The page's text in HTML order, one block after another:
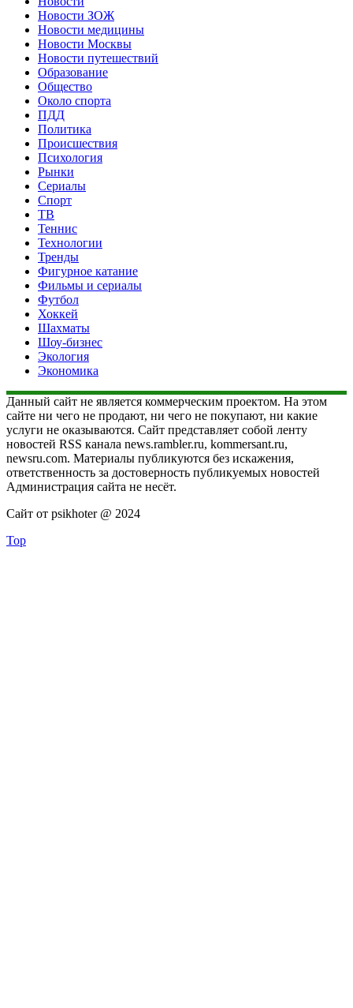
Новости ЗОЖ
Новости медицины
Новости Москвы
Новости путешествий
Образование
Общество
Около спорта
ПДД
Политика
Происшествия
Психология
Рынки
Сериалы
Спорт
ТВ
Теннис
Технологии
Тренды
Фигурное катание
Фильмы и сериалы
Футбол
Хоккей
Шахматы
Шоу-бизнес
Экология
Экономика
Данный сайт не является коммерческим проектом. На этом
сайте ни чего не продают, ни чего не покупают, ни какие
услуги не оказываются. Сайт представляет собой ленту
новостей RSS канала news.rambler.ru, kommersant.ru,
newsru.com. Материалы публикуются без искажения,
ответственность за достоверность публикуемых новостей
Администрация сайта не несёт.
Сайт от psikhoter @ 2024
Top